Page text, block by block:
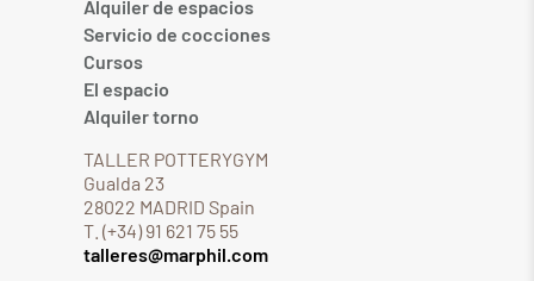
Alquiler de espacios
Servicio de cocciones
Cursos
El espacio
Alquiler torno
TALLER POTTERYGYM
Gualda 23
28022 MADRID Spain
T. (+34) 91 621 75 55
talleres@marphil.com